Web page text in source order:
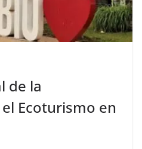
de la
Ecoturismo en